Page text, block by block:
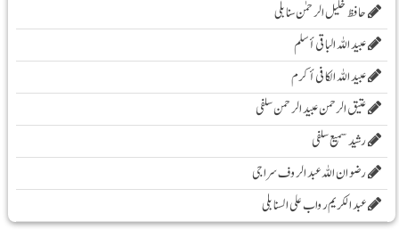
حافظ خلیل الرحمٰن سنابلی
عبید اللہ الباقی أسلم
عبید اللہ الکافی أکرم
عتیق الرحمن عبید الرحمن سلفی
رشید سمیع سلفی
رضوان اللہ عبد الروف سراجی
عبد الکریم رواب علی السنابلی